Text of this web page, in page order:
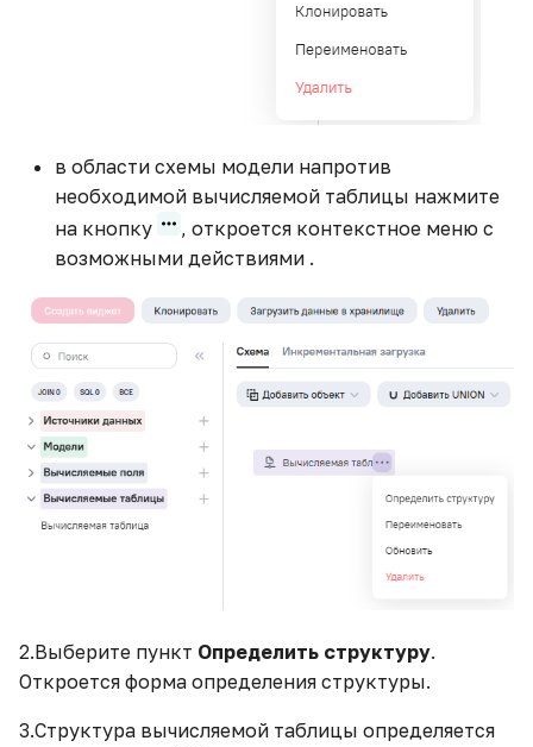
в области схемы модели напротив
необходимой вычисляемой таблицы нажмите
на кнопку
, откроется контекстное меню с
возможными действиями .
2.Выберите пункт Определить структуру.
Откроется форма определения структуры.
3.Структура вычисляемой таблицы определяется